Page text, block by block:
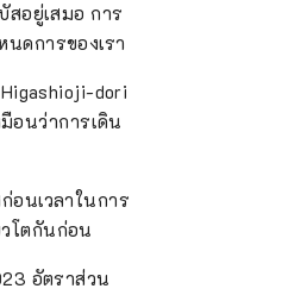
สอยู่เสมอ การ
ดการของเรา
dori
อนว่าการเดิน
อนเวลาในการ
โตกันก่อน
อัตราส่วน